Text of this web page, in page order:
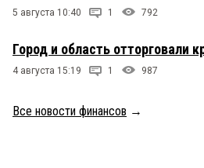
5 августа 10:40 1 792
Город и область отторговали
4 августа 15:19 1 987
Все новости финансов →